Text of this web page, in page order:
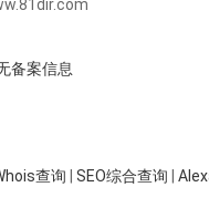
备案信息
查询 SEO综合查询